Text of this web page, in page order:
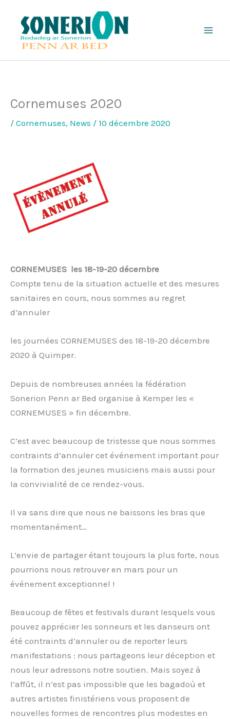
contenu
Cornemuses 2020
/ Cornemuses, News / 10 décembre 2020
CORNEMUSES les 18-19-20 décembre
Compte tenu de la situation actuelle et des mesures
sanitaires en cours, nous sommes au regret
d’annuler
les journées CORNEMUSES des 18-19-20 décembre
2020 à Quimper.
Depuis de nombreuses années la fédération
Sonerion Penn ar Bed organise à Kemper les «
CORNEMUSES » fin décembre.
C’est avec beaucoup de tristesse que nous sommes
contraints d’annuler cet événement important pour
la formation des jeunes musiciens mais aussi pour
la convivialité de ce rendez-vous.
Il va sans dire que nous ne baissons les bras que
momentanément…
L’envie de partager étant toujours la plus forte, nous
pourrions nous retrouver en mars pour un
événement exceptionnel !
Beaucoup de fêtes et festivals durant lesquels vous
pouvez apprécier les sonneurs et les danseurs ont
été contraints d’annuler ou de reporter leurs
manifestations : nous partageons leur déception et
nous leur adressons notre soutien. Mais soyez à
l’affût, il n’est pas impossible que les bagadoù et
autres artistes finistériens vous proposent de
nouvelles formes de rencontres plus modestes en